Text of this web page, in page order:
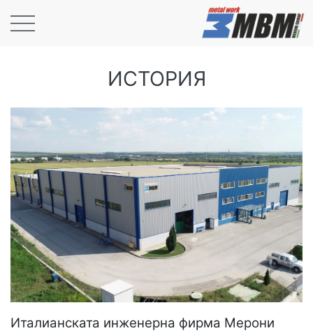
ИСТОРИЯ
Италианската инженерна фирма Мерони